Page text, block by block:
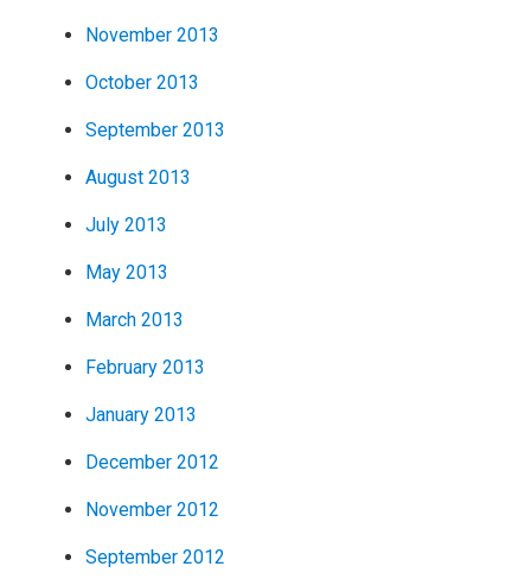
November 2013
October 2013
September 2013
August 2013
July 2013
May 2013
March 2013
February 2013
January 2013
December 2012
November 2012
September 2012